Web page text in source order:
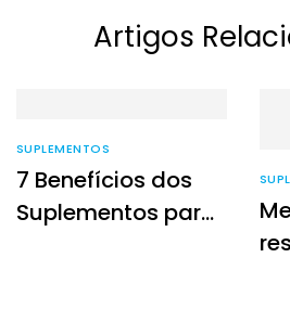
Artigos
SUPLEMENTOS
7 Benefícios dos
Suplementos para